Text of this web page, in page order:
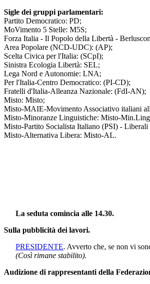
Sigle dei gruppi parlamentari:
Partito Democratico: PD;
MoVimento 5 Stelle: M5S;
Forza Italia - Il Popolo della Libertà -
Area Popolare (NCD-UDC): (AP);
Scelta Civica per l'Italia: (SCpI);
Sinistra Ecologia Libertà: SEL;
Lega Nord e Autonomie: LNA;
Per l'Italia-Centro Democratico: (PI-CD);
Fratelli d'Italia-Alleanza Nazionale: (FdI-AN);
Misto: Misto;
Misto-MAIE-Movimento Associativo italiani
Misto-Minoranze Linguistiche: Misto-
Misto-Partito Socialista Italiano (PSI) -
Misto-Alternativa Libera: Misto-AL.
La seduta comincia alle 14.30.
Sulla pubblicità dei lavori.
PRESIDENTE. Avverto che, se non vi
(Così rimane stabilito).
Audizione di rappresentanti della